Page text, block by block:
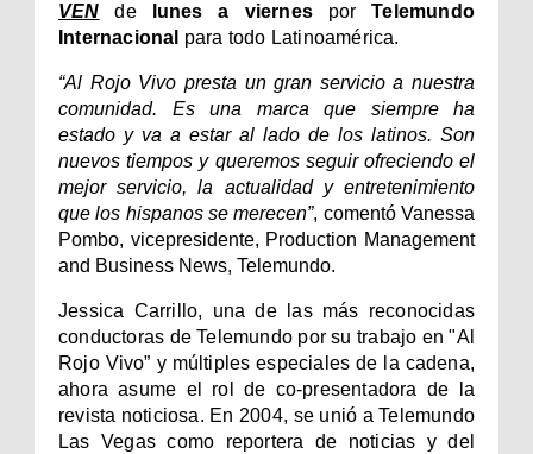
VEN de lunes a viernes porTelemundo
Internacional para todo Latinoamérica.
“Al Rojo Vivo presta un gran servicio a nuestra
comunidad. Es una marca que siempre ha
estado y va a estar al lado de los latinos. Son
nuevos tiempos y queremos seguir ofreciendo el
mejor servicio, la actualidad y entretenimiento
que los hispanos se merecen”, comentó Vanessa
Pombo, vicepresidente, Production Management
and Business News, Telemundo.
Jessica Carrillo, una de las más reconocidas
conductoras de Telemundo por su trabajo en "Al
Rojo Vivo” y múltiples especiales de la cadena,
ahora asume el rol de co-presentadora de la
revista noticiosa. En 2004, se unió a Telemundo
Las Vegas como reportera de noticias y del